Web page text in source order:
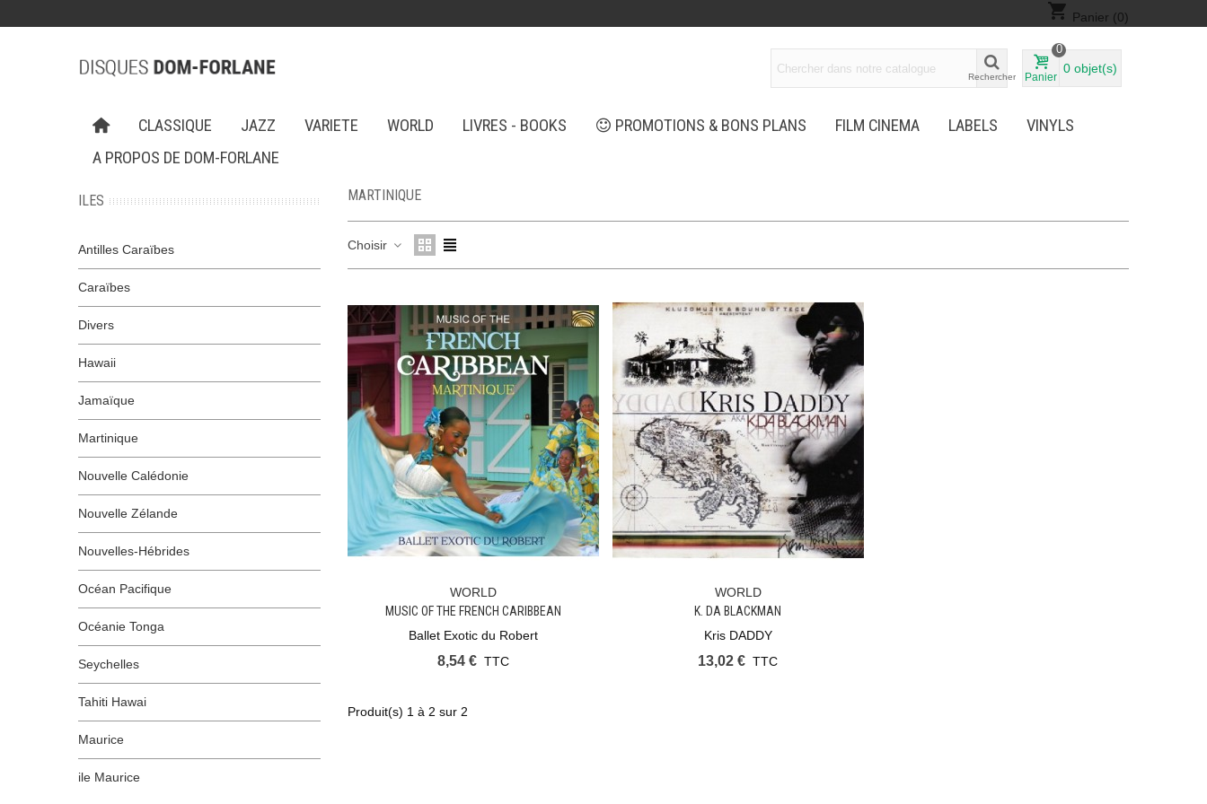
shopping_cart Panier (0)
Rechercher Panier
0
0 objet(s)
CLASSIQUE JAZZ VARIETE WORLD LIVRES - BOOKS PROMOTIONS & BONS PLANS FILM CINEMA LABELS
VINYLS
A PROPOS DE DOM-FORLANE
ILES
Antilles Caraïbes
Caraïbes
Divers
Hawaii
Jamaïque
Martinique
Nouvelle Calédonie
Nouvelle Zélande
Nouvelles-Hébrides
Océan Pacifique
Océanie Tonga
Seychelles
Tahiti Hawai
Maurice
ile Maurice
MARTINIQUE
Choisir
Ajouter Au Panier
WORLD
MUSIC OF THE FRENCH CARIBBEAN
MARTINIQUE
Ballet Exotic du Robert
8,54 € TTC
Ajouter Au Panier
WORLD
K. DA BLACKMAN
Kris DADDY
13,02 € TTC
Produit(s) 1 à 2 sur 2